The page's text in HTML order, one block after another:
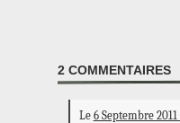
2 COMMENTAIRES
Le 6 Septembre 2011